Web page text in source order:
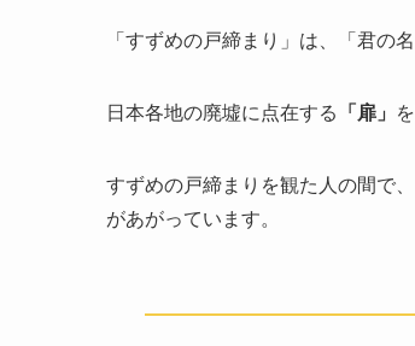
「すずめの戸締まり」は、「君の
日本各地の廃墟に点在する 「扉」
すずめの戸締まりを観た人の間で、
があがっています。